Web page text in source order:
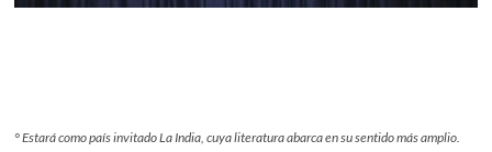
° Estará como país invitado La India, cuya literatura abarca en su sentido más amplio.